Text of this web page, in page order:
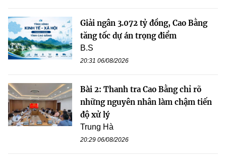
Giải ngân 3.072 tỷ đồng, Cao Bằng
tăng tốc dự án trọng điểm
B.S
20:31 06/08/2026
Bài 2: Thanh tra Cao Bằng chỉ rõ
những nguyên nhân làm chậm tiến
độ xử lý
Trung Hà
20:29 06/08/2026